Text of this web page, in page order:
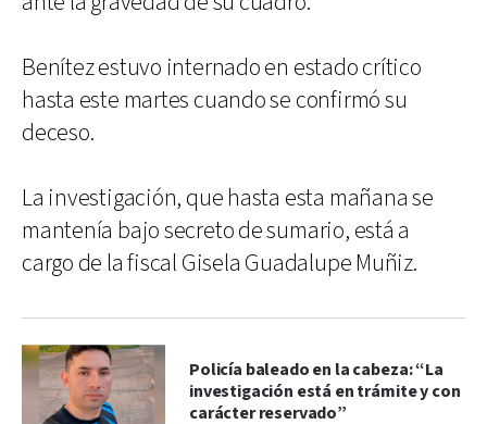
Benítez estuvo internado en estado crítico
hasta este martes cuando se confirmó su
deceso.
La investigación, que hasta esta mañana se
mantenía bajo secreto de sumario, está a
cargo de la fiscal Gisela Guadalupe Muñiz.
Policía baleado en la cabeza: “La
investigación está en trámite y con
carácter reservado”